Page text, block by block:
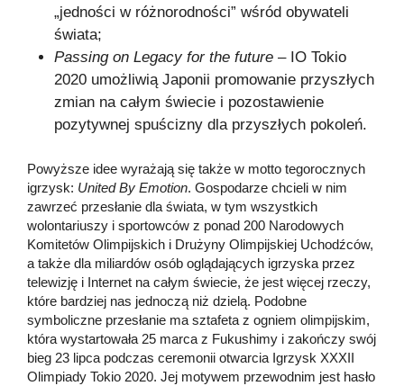
„jedności w różnorodności” wśród obywateli
świata;
Passing on Legacy for the future – IO Tokio
2020 umożliwią Japonii promowanie przyszłych
zmian na całym świecie i pozostawienie
pozytywnej spuścizny dla przyszłych pokoleń.
Powyższe idee wyrażają się także w motto tegorocznych
igrzysk: United By Emotion. Gospodarze chcieli w nim
zawrzeć przesłanie dla świata, w tym wszystkich
wolontariuszy i sportowców z ponad 200 Narodowych
Komitetów Olimpijskich i Drużyny Olimpijskiej Uchodźców,
a także dla miliardów osób oglądających igrzyska przez
telewizję i Internet na całym świecie, że jest więcej rzeczy,
które bardziej nas jednoczą niż dzielą. Podobne
symboliczne przesłanie ma sztafeta z ogniem olimpijskim,
która wystartowała 25 marca z Fukushimy i zakończy swój
bieg 23 lipca podczas ceremonii otwarcia Igrzysk XXXII
Olimpiady Tokio 2020. Jej motywem przewodnim jest hasło